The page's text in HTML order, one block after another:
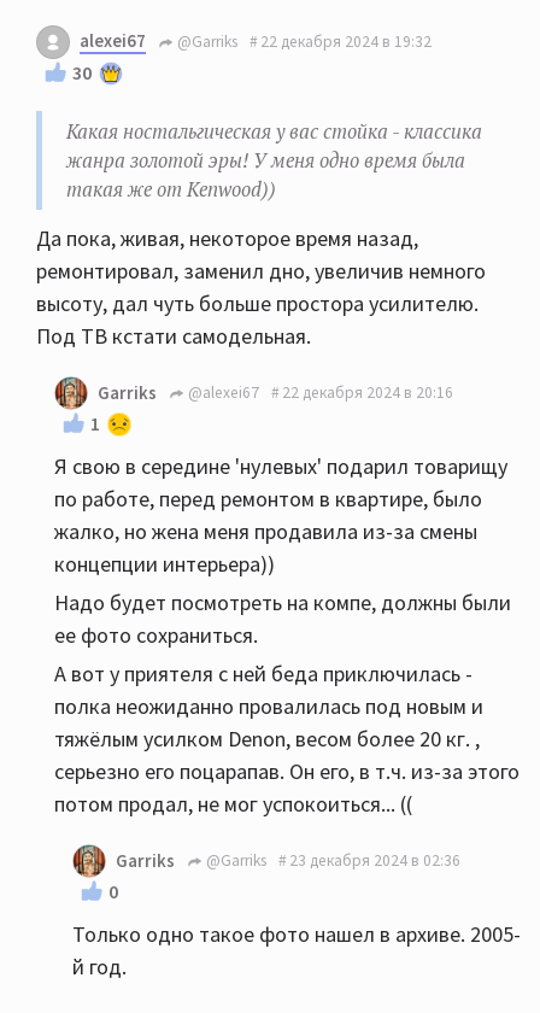
alexei67 @Garriks 22 декабря 2024 в 19:32
30
Какая ностальгическая у вас стойка - классика
жанра золотой эры! У меня одно время была
такая же от Kenwood))
Да пока, живая, некоторое время назад,
ремонтировал, заменил дно, увеличив немного
высоту, дал чуть больше простора усилителю.
Под ТВ кстати самодельная.
Garriks @alexei67 22 декабря 2024 в 20:16
1
Я свою в середине 'нулевых' подарил товарищу
по работе, перед ремонтом в квартире, было
жалко, но жена меня продавила из-за смены
концепции интерьера))
Надо будет посмотреть на компе, должны были
ее фото сохраниться.
А вот у приятеля с ней беда приключилась -
полка неожиданно провалилась под новым и
тяжёлым усилком Denon, весом более 20 кг. ,
серьезно его поцарапав. Он его, в т.ч. из-за этого
потом продал, не мог успокоиться... ((
Garriks @Garriks 23 декабря 2024 в 02:36
0
Только одно такое фото нашел в архиве. 2005-
й год.